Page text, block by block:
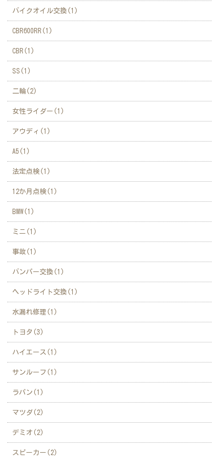
バイクオイル交換(1)
CBR600RR(1)
CBR(1)
SS(1)
二輪(2)
女性ライダー(1)
アウディ(1)
A5(1)
法定点検(1)
12か月点検(1)
BMW(1)
ミニ(1)
事故(1)
バンパー交換(1)
ヘッドライト交換(1)
水漏れ修理(1)
トヨタ(3)
ハイエース(1)
サンルーフ(1)
ラパン(1)
マツダ(2)
デミオ(2)
スピーカー(2)